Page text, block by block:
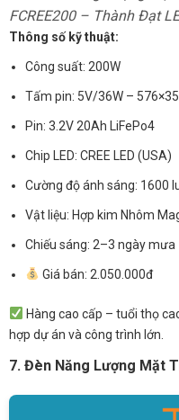
FCREE200 – Thành Đạt
Thông số kỹ thuật:
Công suất: 200W
Tấm pin: 5V/36W –
Pin: 3.2V 20Ah LiFePo4
Chip LED: CREE LED (USA)
Cường độ ánh sáng: 1600
Vật liệu: Hợp kim Nhôm
Chiếu sáng: 2–3 ngày mưa
Giá bán: 2.050.000đ
Hàng cao cấp – tuổi thọ
hợp dự án và công trình lớn.
7. Đèn Năng Lượng Mặt